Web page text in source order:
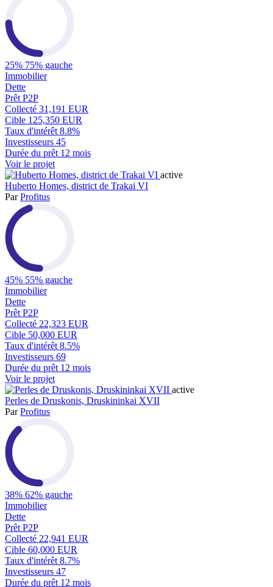
25% 75% gauche
Immobilier
Dette
Prêt P2P
Collecté 31,191 EUR
Cible 125,350 EUR
Taux d'intérêt 8.8%
Investisseurs 45
Durée du prêt 12 mois
Voir le projet
active
Huberto Homes, district de Trakai VI
ParProfitus
45% 55% gauche
Immobilier
Dette
Prêt P2P
Collecté 22,323 EUR
Cible 50,000 EUR
Taux d'intérêt 8.5%
Investisseurs 69
Durée du prêt 12 mois
Voir le projet
active
Perles de Druskonis, Druskininkai XVII
ParProfitus
38% 62% gauche
Immobilier
Dette
Prêt P2P
Collecté 22,941 EUR
Cible 60,000 EUR
Taux d'intérêt 8.7%
Investisseurs 47
Durée du prêt 12 mois